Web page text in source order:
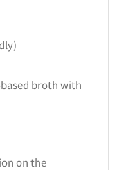
broth with
on the